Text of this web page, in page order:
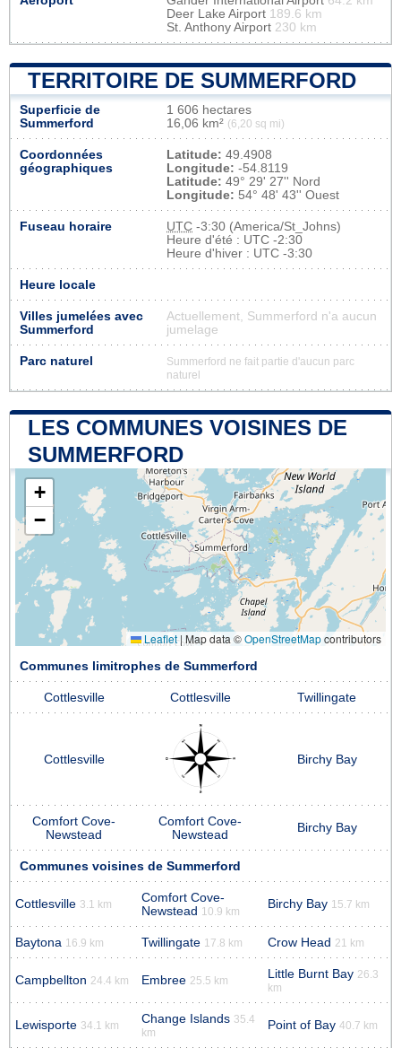
Deer Lake Airport 189.6 km
St. Anthony Airport 230 km
TERRITOIRE DE SUMMERFORD
Superficie de
Summerford
1 606 hectares
16,06 km² (6,20 sq mi)
Coordonnées
géographiques
Latitude: 49.4908
Longitude: -54.8119
Latitude: 49° 29' 27'' Nord
Longitude: 54° 48' 43'' Ouest
Fuseau horaire UTC -3:30 (America/St_Johns)
Heure d'été : UTC -2:30
Heure d'hiver : UTC -3:30
Heure locale
Villes jumelées avec
Summerford
Actuellement, Summerford n'a aucun
jumelage
Parc naturel
Summerford ne fait partie d'aucun parc
naturel
LES COMMUNES VOISINES DE
SUMMERFORD
+
−
Leaflet |Map data ©OpenStreetMapcontributors
Communes limitrophes de Summerford
Cottlesville Cottlesville Twillingate
Cottlesville Birchy Bay
Comfort Cove-
Newstead
Comfort Cove-
Newstead
Birchy Bay
Communes voisines de Summerford
Cottlesville 3.1 km
Comfort Cove-
Newstead 10.9 km
Birchy Bay 15.7 km
Baytona 16.9 km Twillingate 17.8 km Crow Head 21 km
Campbellton 24.4 km Embree 25.5 km Little Burnt Bay 26.3
km
Lewisporte 34.1 km Change Islands 35.4
km
Point of Bay 40.7 km